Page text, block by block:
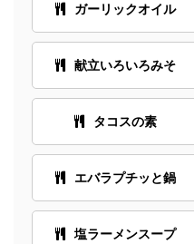
ガーリックオイル
献立いろいろみそ
タコスの素
エバラプチッと鍋
塩ラーメンスープ